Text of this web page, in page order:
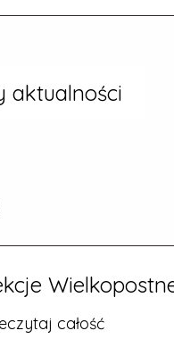
aktualności
całość